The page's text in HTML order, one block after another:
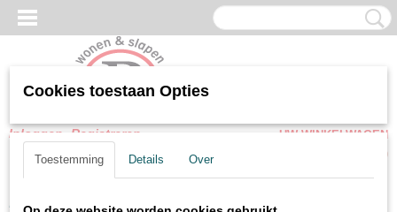
Inloggen Registreren
UW WINKELWAGEN
(0)
Home > Opbergbedden > 1-Persoons Opbergbedden
Cookies toestaan Opties
Toestemming Details Over